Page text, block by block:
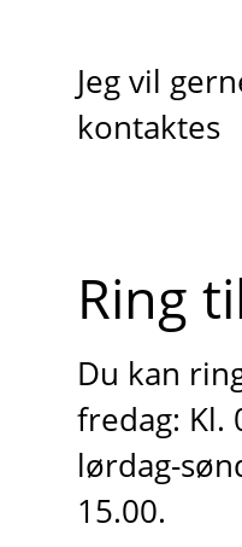
Jeg vil
kontaktes
Ring
Du kan
fredag: Kl.
lørdag-
15.00.